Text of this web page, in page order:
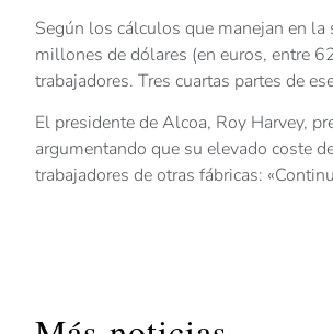
Según los cálculos que manejan en
millones de dólares (en euros, entre
trabajadores. Tres cuartas partes de
El presidente de Alcoa, Roy Harvey,
argumentando que su elevado coste
trabajadores de otras fábricas: